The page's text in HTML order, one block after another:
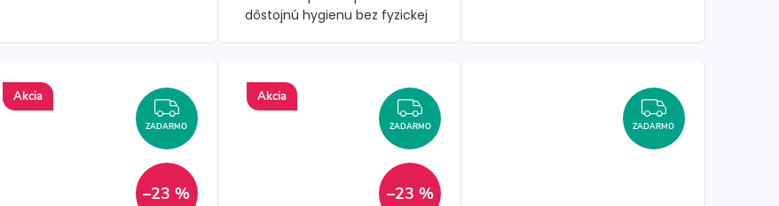
dôstojnú hygienu bez fyzickej
Akcia
ZADARMO
ZADARMO
–23 %
Akcia
ZADARMO
ZADARMO
–23 %
ZADARMO
ZADARMO